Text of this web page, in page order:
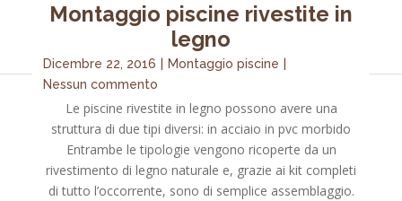
Montaggio piscine rivestite in
legno
Dicembre 22, 2016 Montaggio piscine
Nessun commento
Le piscine rivestite in legno possono avere una
struttura di due tipi diversi: in acciaio in pvc morbido
Entrambe le tipologie vengono ricoperte da un
rivestimento di legno naturale e, grazie ai kit completi
di tutto l’occorrente, sono di semplice assemblaggio.